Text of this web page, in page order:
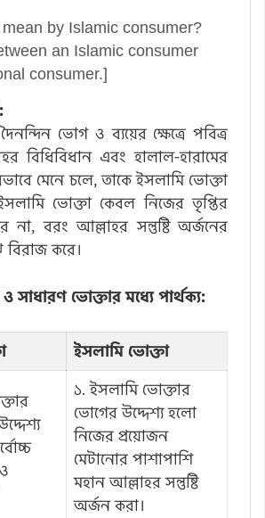
by Islamic consumer?
an Islamic consumer
consumer.]
ভোগ ও ব্যয়ের ক্ষেত্রে পবিত্র
বিধিবিধান এবং হালাল-হারামের
মেনে চলে, তাকে ইসলামি ভোক্তা
ভোক্তা কেবল নিজের তৃপ্তির
বরং আল্লাহর সন্তুষ্টি অর্জনের
বিরাজ করে।
সাধারণ ভোক্তার মধ্যে পার্থক্য:
ইসলামি ভোক্তা
১. ইসলামি ভোক্তার
ভোগের উদ্দেশ্য হলো
নিজের প্রয়োজন
মেটানোর পাশাপাশি
মহান আল্লাহর সন্তুষ্টি
অর্জন করা।